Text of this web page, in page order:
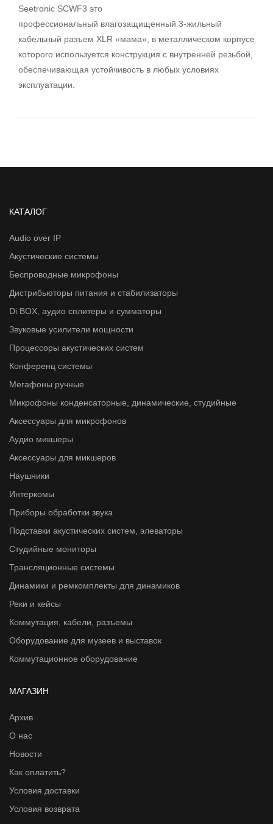
Seetronic SCWF3 это
профессиональный влагозащищенный 3-жильный
кабельный разъем XLR «мама», в металлическом корпусе
которого используется конструкция с внутренней резьбой,
обеспечивающая устойчивость в любых условиях
эксплуатации.
КАТАЛОГ
Audio over IP
Акустические системы
Беспроводные микрофоны
Дистрибьюторы питания и стабилизаторы
Di BOX, аудио сплитеры и сумматоры
Звуковые усилители мощности
Процессоры акустических систем
Конференц системы
Мегафоны ручные
Микрофоны конденсаторные, динамические, студийные
Аксессуары для микрофонов
Аудио микшеры
Аксессуары для микшеров
Наушники
Интеркомы
Приборы обработки звука
Подставки акустических систем, элеваторы
Студийные мониторы
Трансляционные системы
Динамики и ремкомплекты для динамиков
Реки и кейсы
Коммутация, кабели, разъемы
Оборудование для музеев и выставок
Коммутационное оборудование
МАГАЗИН
Архив
О нас
Новости
Как оплатить?
Условия доставки
Условия возврата